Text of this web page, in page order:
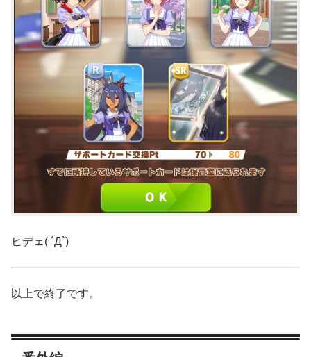
ヒデェ( ´Д`)
以上で終了です。